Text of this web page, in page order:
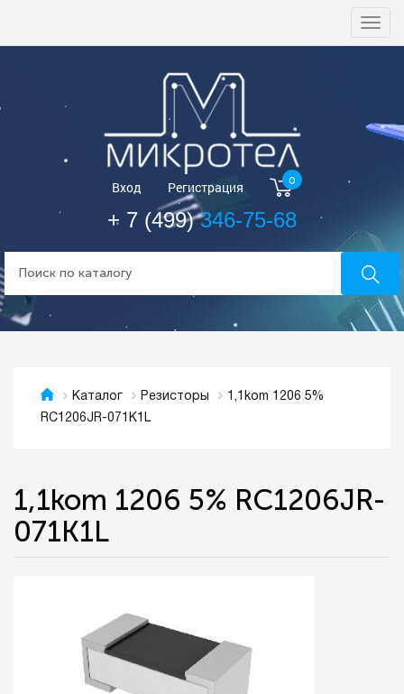
Вход Регистрация 0
+ 7 (499)346-75-68
Каталог Резисторы
1,1kom 1206 5%
RC1206JR-071K1L
1,1kom 1206 5% RC1206JR-
071K1L